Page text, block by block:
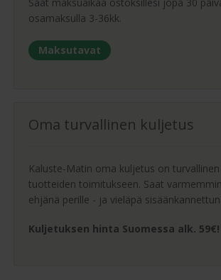
Saat maksuaikaa ostoksillesi jopa 30
osamaksulla 3-36kk.
Maksutavat
Oma turvallinen kuljetus
Kaluste-Matin oma kuljetus on
tuotteiden toimitukseen. Saat
ehjänä perille - ja vieläpä
Kuljetuksen hinta Suomessa alk. 59€!